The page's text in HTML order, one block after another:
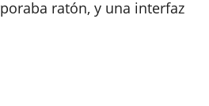
ratón, y una interfaz